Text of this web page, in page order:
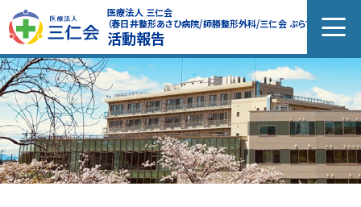
医療法人 三仁会
（春日井整形あさひ病院/師勝整形外科/三仁会 ぷらす）
活動報告